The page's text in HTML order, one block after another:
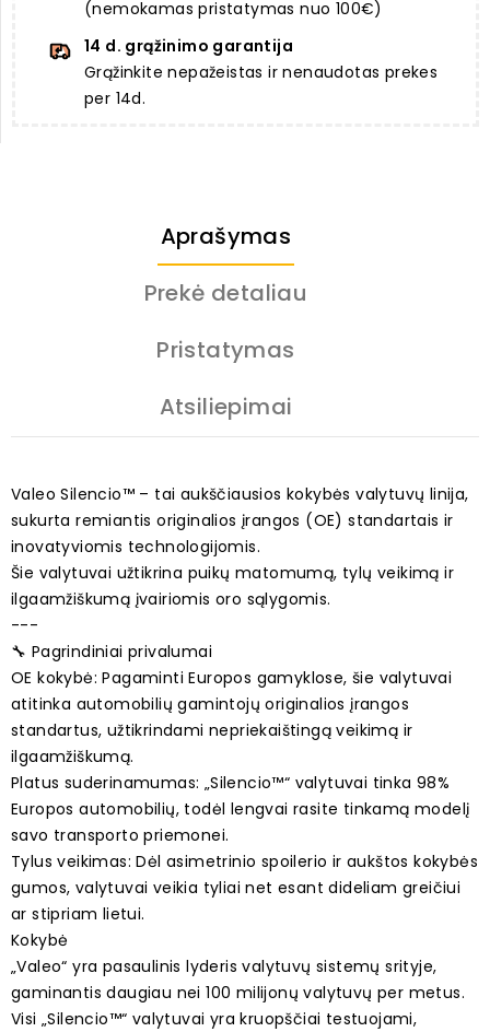
(nemokamas pristatymas nuo 100€)
14 d. grąžinimo garantija
Grąžinkite nepažeistas ir nenaudotas prekes
per 14d.
Aprašymas
Prekė detaliau
Pristatymas
Atsiliepimai
Valeo Silencio™ – tai aukščiausios kokybės valytuvų linija,
sukurta remiantis originalios įrangos (OE) standartais ir
inovatyviomis technologijomis.
Šie valytuvai užtikrina puikų matomumą, tylų veikimą ir
ilgaamžiškumą įvairiomis oro sąlygomis.
---
🔧 Pagrindiniai privalumai
OE kokybė: Pagaminti Europos gamyklose, šie valytuvai
atitinka automobilių gamintojų originalios įrangos
standartus, užtikrindami nepriekaištingą veikimą ir
ilgaamžiškumą.
Platus suderinamumas: „Silencio™“ valytuvai tinka 98%
Europos automobilių, todėl lengvai rasite tinkamą modelį
savo transporto priemonei.
Tylus veikimas: Dėl asimetrinio spoilerio ir aukštos kokybės
gumos, valytuvai veikia tyliai net esant dideliam greičiui
ar stipriam lietui.
Kokybė
„Valeo“ yra pasaulinis lyderis valytuvų sistemų srityje,
gaminantis daugiau nei 100 milijonų valytuvų per metus.
Visi „Silencio™“ valytuvai yra kruopščiai testuojami,